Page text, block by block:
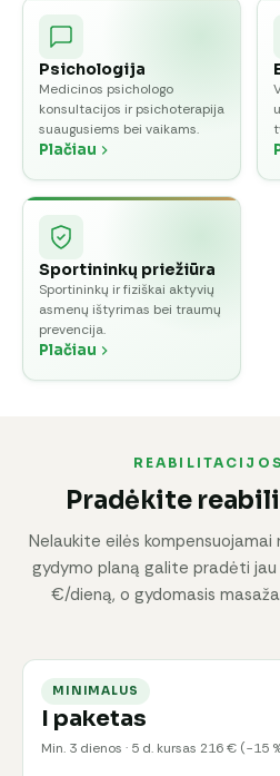
Psichologija
Medicinos psichologo
konsultacijos ir psichoterapija
suaugusiems bei vaikams.
Plačiau
Sportininkų priežiūra
Sportininkų ir fiziškai aktyvių
asmenų ištyrimas bei traumų
prevencija.
Plačiau
Pradėkite
Nelaukite eilės
gydymo planą galite pradėti jau
€/dieną, o gydomasis
MINIMALUS
I paketas
Min. 3 dienos · 5 d. kursas 216 € (−15